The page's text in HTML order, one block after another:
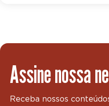
Assine nossa
Receba nossos